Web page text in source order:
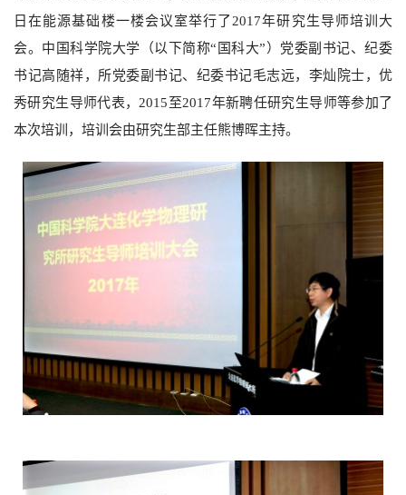
日在能源基础楼一楼会议室举行了 2017年研究生导师培训大
会。中国科学院大学（以下简称“国科大”）党委副书记、纪委
书记高随祥，所党委副书记、纪委书记毛志远，李灿院士，优
秀研究生导师代表， 2015 至2017年新聘任研究生导师等参加了
本次培训，培训会由研究生部主任熊博晖主持。